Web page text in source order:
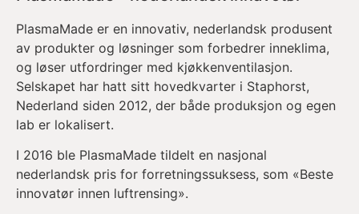
PlasmaMade er en innovativ, nederlandsk produsent
av produkter og løsninger som forbedrer inneklima,
og løser utfordringer med kjøkkenventilasjon.
Selskapet har hatt sitt hovedkvarter i Staphorst,
Nederland siden 2012, der både produksjon og egen
lab er lokalisert.
I 2016 ble PlasmaMade tildelt en nasjonal
nederlandsk pris for forretningssuksess, som «Beste
innovatør innen luftrensing».